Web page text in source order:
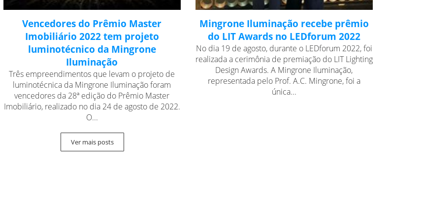
Vencedores do Prêmio Master
Imobiliário 2022 tem projeto
luminotécnico da Mingrone
Iluminação
Três empreendimentos que levam o projeto de
luminotécnica da Mingrone Iluminação foram
vencedores da 28ª edição do Prêmio Master
Imobiliário, realizado no dia 24 de agosto de 2022.
O...
Mingrone Iluminação recebe prêmio
do LIT Awards no LEDforum 2022
No dia 19 de agosto, durante o LEDforum 2022, foi
realizada a cerimônia de premiação do LIT Lighting
Design Awards. A Mingrone Iluminação,
representada pelo Prof. A.C. Mingrone, foi a
única...
Ver mais posts